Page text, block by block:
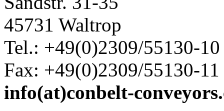
45731 Waltrop
Tel.: +49(0)2309/55130-10
Fax: +49(0)2309/55130-11
info(at)conbelt-